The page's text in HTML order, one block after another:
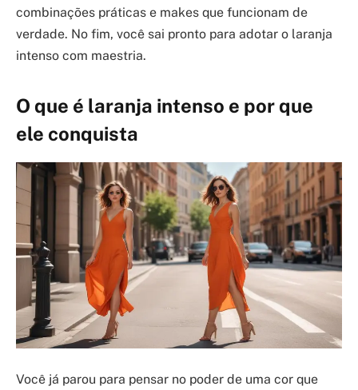
combinações práticas e makes que funcionam de
verdade. No fim, você sai pronto para adotar o laranja
intenso com maestria.
O que é laranja intenso e por que
ele conquista
Você já parou para pensar no poder de uma cor que